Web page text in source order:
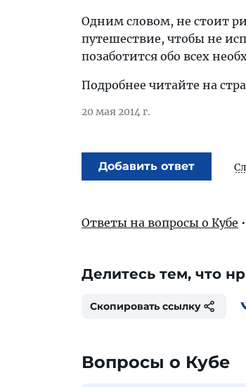
Одним словом, не стоит
путешествие, чтобы не
позаботится обо всех
Подробнее читайте на
20 мая 2014 г.
Добавить ответ
Ответы на вопросы о Кубе •
Делитесь тем, что
Скопировать ссылку
Вопросы о Кубе